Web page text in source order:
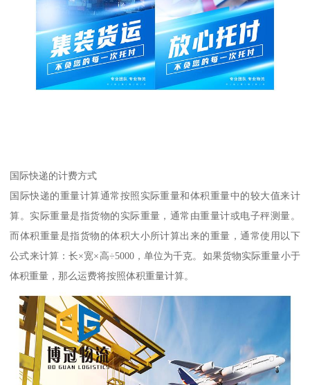
国际快递的计费方式
国际快递的重量计算通常按照实际重量和体积重量中的较大值来计
算。实际重量是指货物的实际重量，通常由重量计或电子秤测量。
而体积重量是指货物的体积大小所计算出来的重量，通常使用以下
公式来计算：长×宽×高÷5000，单位为千克。如果货物实际重量小于
体积重量，那么运费将按照体积重量计算。